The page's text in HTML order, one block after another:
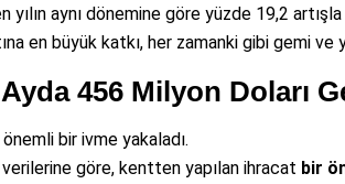
yılın aynı dönemine göre yüzde 19,2
en büyük katkı, her zamanki gibi gemi
Ayda 456 Milyon Doları
bir ivme yakaladı.
verilerine göre, kentten yapılan ihracat bir